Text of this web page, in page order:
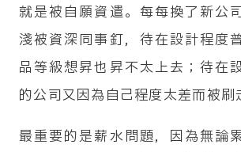
就是被自願資遣。每每換了新公
淺被資深同事釘，待在設計程度
品等級想昇也昇不太上去；待在
的公司又因為自己程度太差而被刷
最重要的是薪水問題，因為無論